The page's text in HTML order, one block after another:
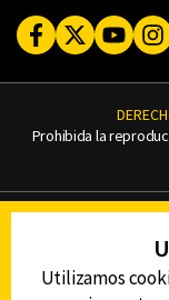
FacebookTwitter
Prohibida la
Utilizamos